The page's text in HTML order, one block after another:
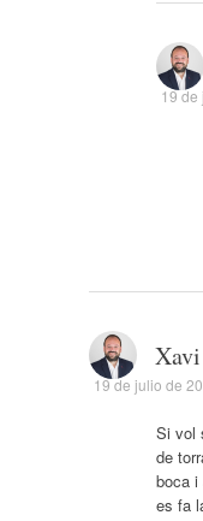
19 de
19 de julio de
Si vol
de
boca i
es fa